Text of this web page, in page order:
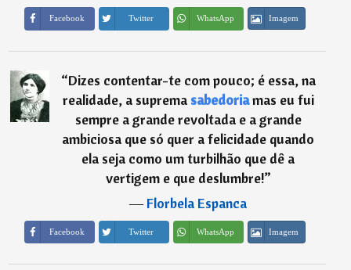
Facebook Twitter WhatsApp Imagem
“Dizes contentar-te com pouco; é essa, na
realidade, a suprema sabedoriamas eu fui
sempre a grande revoltada e a grande
ambiciosa que só quer a felicidade quando
ela seja como um turbilhão que dê a
vertigem e que deslumbre!”
―Florbela Espanca
Facebook Twitter WhatsApp Imagem